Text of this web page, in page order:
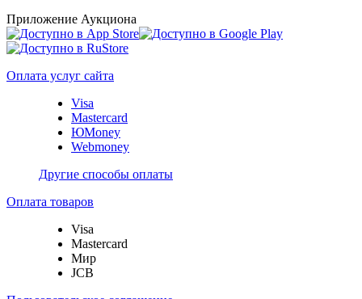
Приложение Аукциона
Оплата услуг сайта
Visa
Mastercard
ЮMoney
Webmoney
Другие способы оплаты
Оплата товаров
Visa
Mastercard
Мир
JCB